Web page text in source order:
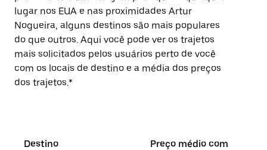
lugar nos EUA e nas proximidades Artur
Nogueira, alguns destinos são mais populares
do que outros. Aqui você pode ver os trajetos
mais solicitados pelos usuários perto de você
com os locais de destino e a média dos preços
dos trajetos.*
Destino
Preço médio com